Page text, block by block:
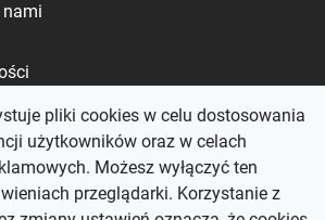
pliki cookies w celu dostosowania
użytkowników oraz w celach
Możesz wyłączyć ten
przeglądarki. Korzystanie z